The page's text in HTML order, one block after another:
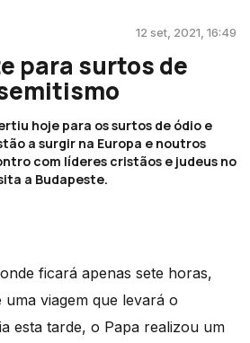
12 set, 2021, 16:49
para surtos de
hoje para os surtos de ódio e
a surgir na Europa e noutros
com líderes cristãos e judeus no
a Budapeste.
ficará apenas sete horas,
viagem que levará o
esta tarde, o Papa realizou um